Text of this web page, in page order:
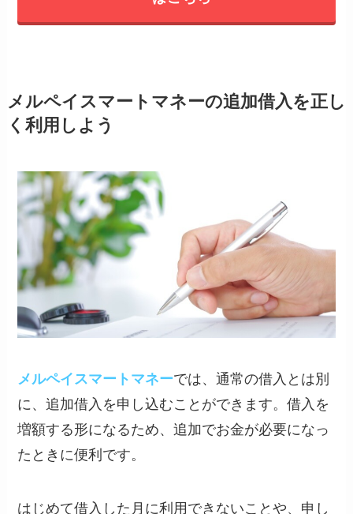
メルペイスマートマネーの追加借入を正し
く利用しよう
メルペイスマートマネーでは、通常の借入とは別
に、追加借入を申し込むことができます。借入を
増額する形になるため、追加でお金が必要になっ
たときに便利です。
はじめて借入した月に利用できないことや、申し